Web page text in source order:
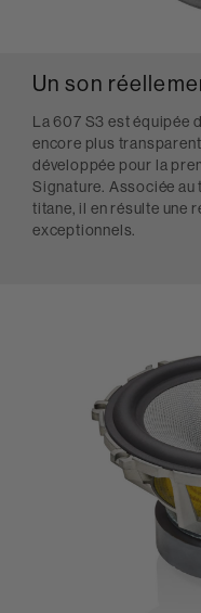
Un son
La 607 S3 est équipée
encore plus
développée pour la
Signature. Associée au
titane, il en résulte une
exceptionnels.